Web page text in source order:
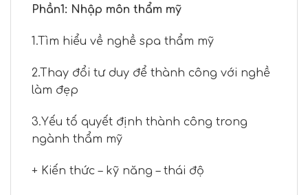
Phần1: Nhập môn thẩm mỹ
1.Tìm hiểu về nghề spa thẩm mỹ
2.Thay đổi tư duy để thành công với nghề
làm đẹp
3.Yếu tố quyết định thành công trong
ngành thẩm mỹ
+ Kiến thức – kỹ năng – thái độ